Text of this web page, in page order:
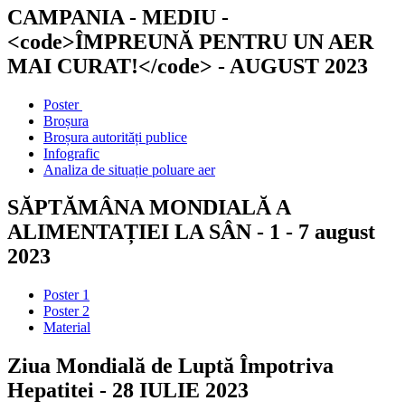
CAMPANIA - MEDIU -
<code>ÎMPREUNĂ PENTRU UN AER
MAI CURAT!</code> - AUGUST 2023
Poster
Broșura
Broșura autorități publice
Infografic
Analiza de situație poluare aer
SĂPTĂMÂNA MONDIALĂ A
ALIMENTAȚIEI LA SÂN - 1 - 7 august
2023
Poster 1
Poster 2
Material
Ziua Mondială de Luptă Împotriva
Hepatitei - 28 IULIE 2023